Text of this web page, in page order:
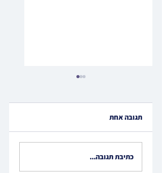
מראחמיסטריווקא און
תגובה אחת
כתיבת תגובה...